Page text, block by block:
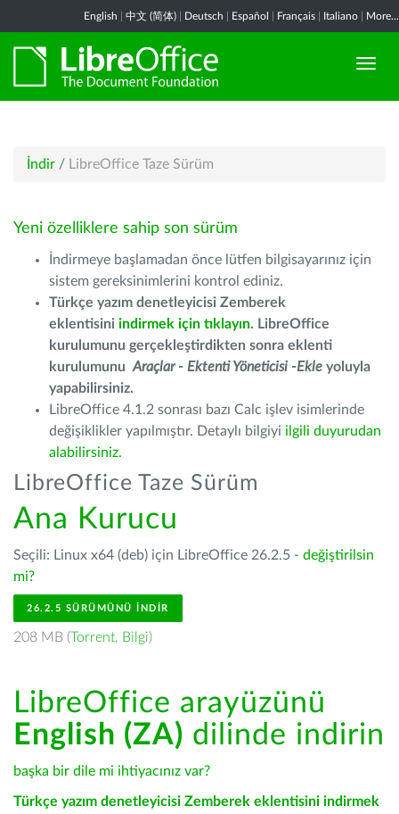
English 中文 (简体) Deutsch Español Français Italiano More...
İndir / LibreOffice Taze Sürüm
Yeni özelliklere sahip son sürüm
İndirmeye başlamadan önce lütfen bilgisayarınız için
sistem gereksinimlerini kontrol ediniz.
Türkçe yazım denetleyicisi Zemberek
eklentisini indirmek için tıklayın. LibreOffice
kurulumunu gerçekleştirdikten sonra eklenti
kurulumunu Araçlar - Ektenti Yöneticisi -Ekle yoluyla
yapabilirsiniz.
LibreOffice 4.1.2 sonrası bazı Calc işlev isimlerinde
değişiklikler yapılmıştır. Detaylı bilgiyi ilgili duyurudan
alabilirsiniz.
LibreOffice Taze Sürüm
Ana Kurucu
Seçili: Linux x64 (deb) için LibreOffice 26.2.5 - değiştirilsin
mi?
26.2.5 SÜRÜMÜNÜ İNDIR
208 MB (Torrent, Bilgi)
LibreOffice arayüzünü
English (ZA) dilinde indirin
başka bir dile mi ihtiyacınız var?
Türkçe yazım denetleyicisi Zemberek eklentisini indirmek